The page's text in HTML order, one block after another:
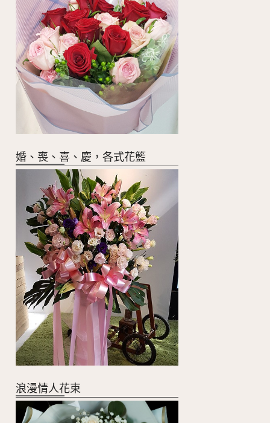
婚、喪、喜、慶，各式花籃
浪漫情人花束